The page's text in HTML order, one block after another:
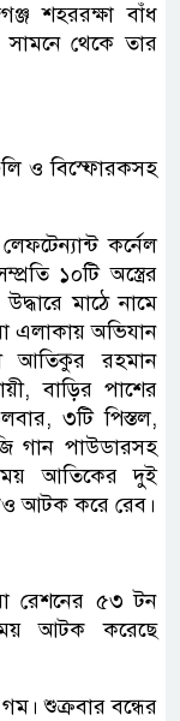
শহররক্ষা বাঁধ
সামনে থেকে তার
গুলি ও বিস্ফোরকসহ
কর্নেল
১০টি অস্ত্রের
মাঠে নামে
এলাকায় অভিযান
আতিকুর রহমান
বাড়ির পাশের
৩টি পিস্তল,
গান পাউডারসহ
আতিকের দুই
আটক করে রেব।
রেশনের ৫৩ টন
আটক করেছে
শুক্রবার বন্ধের